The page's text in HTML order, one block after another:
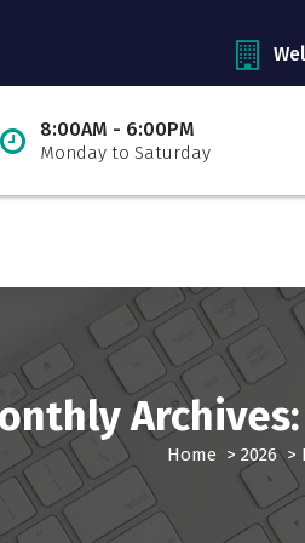
8:00AM - 6:00PM
Monday to Saturday
Home > 2026>